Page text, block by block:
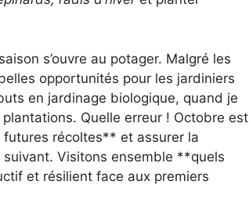
s’ouvre au potager. Malgré les
opportunités pour les jardiniers
en jardinage biologique, quand je
Quelle erreur ! Octobre est
récoltes** et assurer la
Visitons ensemble **quels
et résilient face aux premiers